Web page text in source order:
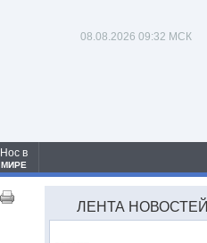
08.08.2026 09:32 МСК
Нос в
МИРЕ
ЛЕНТА НОВОСТЕЙ